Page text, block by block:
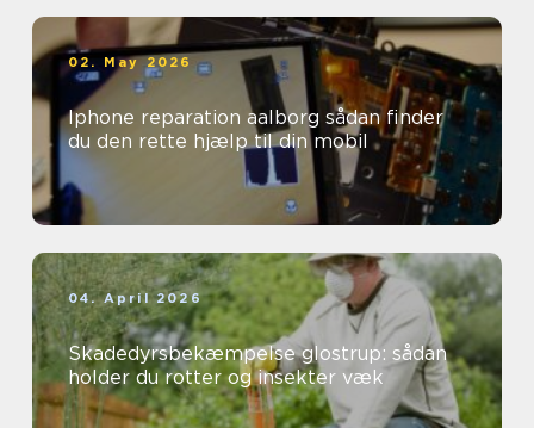
02. May 2026
Iphone reparation aalborg sådan finder
du den rette hjælp til din mobil
04. April 2026
Skadedyrsbekæmpelse glostrup: sådan
holder du rotter og insekter væk